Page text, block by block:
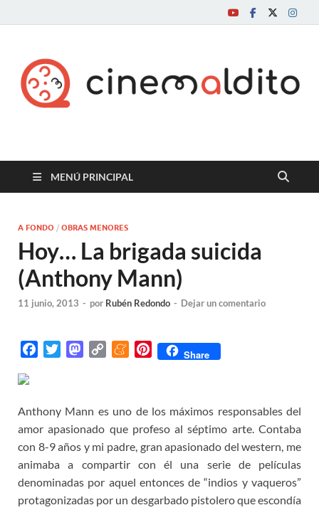
Cine maldito
MENÚ PRINCIPAL
A FONDO / OBRAS MENORES
Hoy… La brigada suicida
(Anthony Mann)
11 junio, 2013 - por Rubén Redondo - Dejar un comentario
b
o
o
k
e
r
M
o
d
o
n
L
n
k
M
a
m
e
P
e
r
e
s
t
Share
Anthony Mann es uno de los máximos responsables del
amor apasionado que profeso al séptimo arte. Contaba
con 8-9 años y mi padre, gran apasionado del western, me
animaba a compartir con él una serie de películas
denominadas por aquel entonces de “indios y vaqueros”
protagonizadas por un desgarbado pistolero que escondía